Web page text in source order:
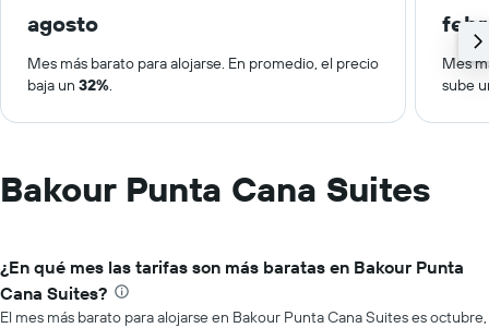
agosto
Mes más barato para alojarse. En promedio, el precio
baja un 32%.
Mes
sube
Bakour Punta Cana Suites
¿En qué mes las tarifas son más baratas en Bakour Punta
Cana Suites?
El mes más barato para alojarse en Bakour Punta Cana Suites es octubre,